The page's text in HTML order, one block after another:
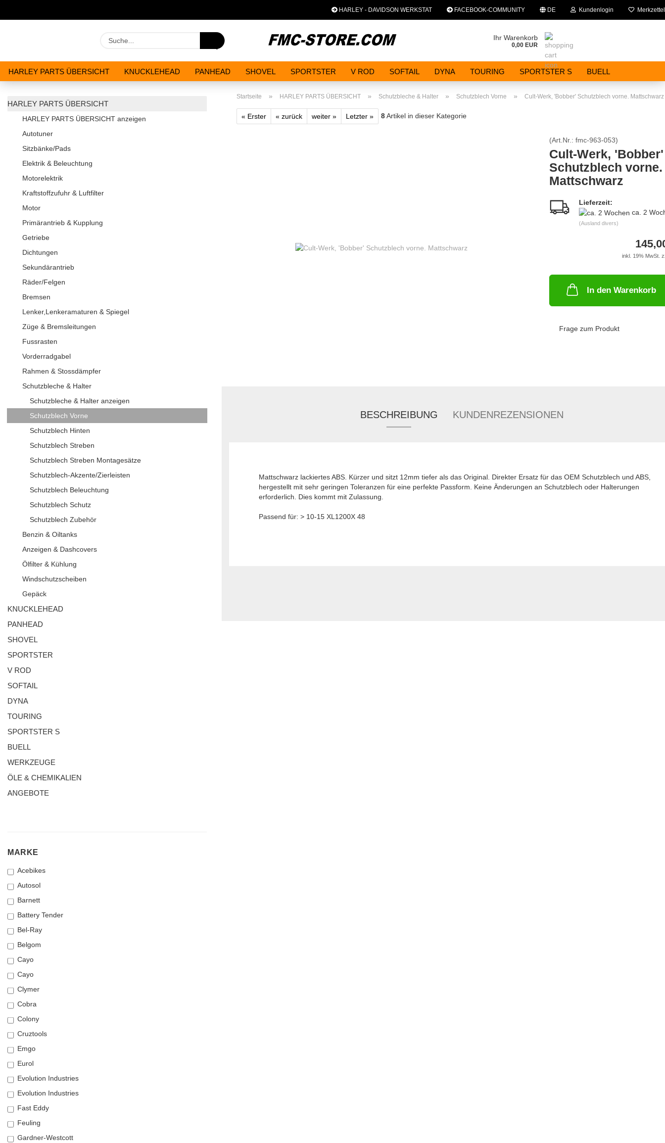
HARLEY - DAVIDSON WERKSTAT FACEBOOK-COMMUNITY DE Kundenlogin Merkzettel
Suche... Ihr Warenkorb
0,00 EUR
HARLEY PARTS ÜBERSICHT KNUCKLEHEAD PANHEAD SHOVEL SPORTSTER V ROD SOFTAIL DYNA TOURING SPORTSTER S BUELL
Startseite » HARLEY PARTS ÜBERSICHT » Schutzbleche & Halter » Schutzblech Vorne » Cult-Werk, 'Bobber' Schutzblech vorne. Mattschwarz
« Erster « zurück weiter » Letzter » 8Artikel in dieser Kategorie
(Art.Nr.: fmc-963-053)
Cult-Werk, 'Bobber'
Schutzblech vorne.
Mattschwarz
Lieferzeit:
ca. 2
(Ausland divers)
inkl. 19% MwSt.
In den Warenkorb
Frage zum Produkt
BESCHREIBUNG KUNDENREZENSIONEN
Mattschwarz lackiertes ABS. Kürzer und sitzt 12mm tiefer als das Original. Direkter Ersatz für das OEM Schutzblech und ABS,
hergestellt mit sehr geringen Toleranzen für eine perfekte Passform. Keine Änderungen an Schutzblech oder Halterungen
erforderlich. Dies kommt mit Zulassung.
Passend für: > 10-15 XL1200X 48
HARLEY PARTS ÜBERSICHT
HARLEY PARTS ÜBERSICHT anzeigen
Autotuner
Sitzbänke/Pads
Elektrik & Beleuchtung
Motorelektrik
Kraftstoffzufuhr & Luftfilter
Motor
Primärantrieb & Kupplung
Getriebe
Dichtungen
Sekundärantrieb
Räder/Felgen
Bremsen
Lenker,Lenkeramaturen & Spiegel
Züge & Bremsleitungen
Fussrasten
Vorderradgabel
Rahmen & Stossdämpfer
Schutzbleche & Halter
Schutzbleche & Halter anzeigen
Schutzblech Vorne
Schutzblech Hinten
Schutzblech Streben
Schutzblech Streben Montagesätze
Schutzblech-Akzente/Zierleisten
Schutzblech Beleuchtung
Schutzblech Schutz
Schutzblech Zubehör
Benzin & Oiltanks
Anzeigen & Dashcovers
Ölfilter & Kühlung
Windschutzscheiben
Gepäck
KNUCKLEHEAD
PANHEAD
SHOVEL
SPORTSTER
V ROD
SOFTAIL
DYNA
TOURING
SPORTSTER S
BUELL
WERKZEUGE
ÖLE & CHEMIKALIEN
ANGEBOTE
MARKE
MARKE
Acebikes
Autosol
Barnett
Battery Tender
Bel-Ray
Belgom
Cayo
Cayo
Clymer
Cobra
Colony
Cruztools
Emgo
Eurol
Evolution Industries
Evolution Industries
Fast Eddy
Feuling
Gardner-Westcott